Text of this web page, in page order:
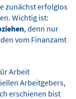
zunächst erfolglos
Wichtig ist:
, denn nur
vom Finanzamt
Arbeit
Arbeitgebers,
erschienen bist